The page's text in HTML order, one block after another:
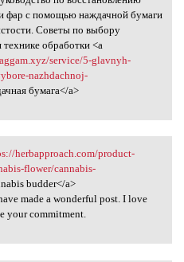
руководство по
фар с помощью наждачной бумаги
Советы по выбору
технике обработки <a
service/5-glavnyh-
nazhdachnoj-
бумага</a>
herbapproach.com/product-
flower/cannabis-
budder</a>
made a wonderful post. I love
your commitment.